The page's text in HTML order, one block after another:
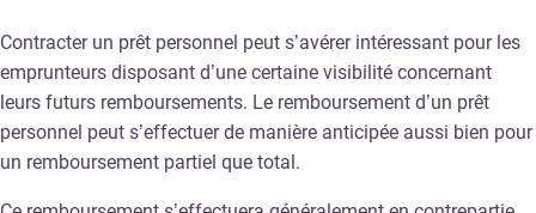
Contracter un prêt personnel peut s’avérer intéressant pour les
emprunteurs disposant d’une certaine visibilité concernant
leurs futurs remboursements. Le remboursement d’un prêt
personnel peut s’effectuer de manière anticipée aussi bien pour
un remboursement partiel que total.